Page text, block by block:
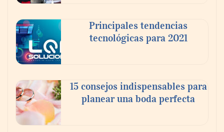
En el Día de la Cerveza, Grupo Modelo
mundo elige para reunirse: 7 de cada 10 la
escogen
Principales tendencias
tecnológicas para 2021
15 consejos indispensables para
planear una boda perfecta